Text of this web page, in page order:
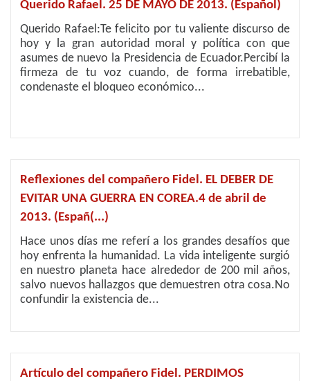
Querido Rafael. 25 DE MAYO DE 2013. (Español)
Querido Rafael:Te felicito por tu valiente discurso de
hoy y la gran autoridad moral y política con que
asumes de nuevo la Presidencia de Ecuador.Percibí la
firmeza de tu voz cuando, de forma irrebatible,
condenaste el bloqueo económico...
Reflexiones del compañero Fidel. EL DEBER DE
EVITAR UNA GUERRA EN COREA.4 de abril de
2013. (Españ(...)
Hace unos días me referí a los grandes desafíos que
hoy enfrenta la humanidad. La vida inteligente surgió
en nuestro planeta hace alrededor de 200 mil años,
salvo nuevos hallazgos que demuestren otra cosa.No
confundir la existencia de...
Artículo del compañero Fidel. PERDIMOS